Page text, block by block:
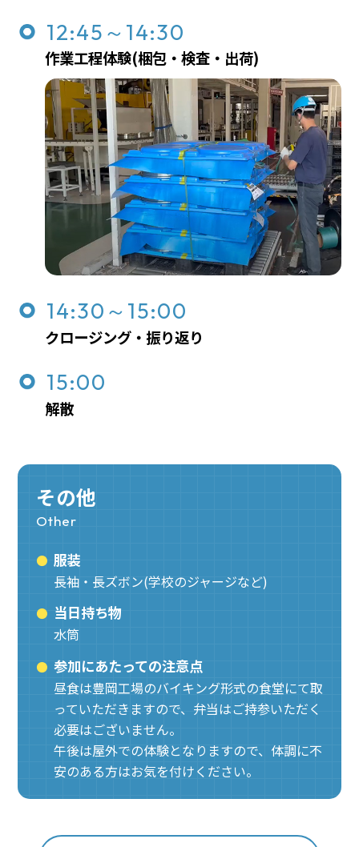
12:45～14:30
作業工程体験(梱包・検査・出荷)
14:30～15:00
クロージング・振り返り
15:00
解散
その他
Other
服装
長袖・長ズボン(学校のジャージなど)
当日持ち物
水筒
参加にあたっての注意点
昼食は豊岡工場のバイキング形式の食堂にて取
っていただきますので、弁当はご持参いただく
必要はございません。
午後は屋外での体験となりますので、体調に不
安のある方はお気を付けください。